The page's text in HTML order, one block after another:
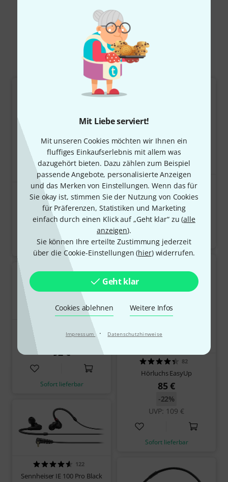
Mit Liebe serviert!
Mit unseren Cookies möchten wir Ihnen ein
fluffiges Einkaufserlebnis mit allem was
dazugehört bieten. Dazu zählen zum Beispiel
passende Angebote, personalisierte Anzeigen
und das Merken von Einstellungen. Wenn das für
Sie okay ist, stimmen Sie der Nutzung von Cookies
für Präferenzen, Statistiken und Marketing
einfach durch einen Klick auf „Geht klar“ zu (alle
anzeigen).
Sie können Ihre erteilte Zustimmung jederzeit
über die Cookie-Einstellungen (hier) widerrufen.
Geht klar
Cookies ablehnen Weitere Infos
Impressum · Datenschutzhinweise
In-Ear Hörer
649
the t.bone EP 4
59 €
Sofort lieferbar
226
Sennheiser IE 4
75 €
Sofort lieferbar
Sennheiser IE 100 Pro Clear
92 €
Sofort lieferbar
82
Hörluchs EasyUp
85 €
UVP: 109 €
-22%
Sofort lieferbar
122
Sennheiser IE 100 Pro Black